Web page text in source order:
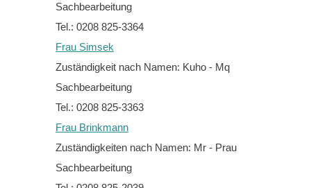
Sachbearbeitung
Tel.: 0208 825-3364
Frau Simsek
Zuständigkeit nach Namen: Kuho - Mq
Sachbearbeitung
Tel.: 0208 825-3363
Frau Brinkmann
Zuständigkeiten nach Namen: Mr - Prau
Sachbearbeitung